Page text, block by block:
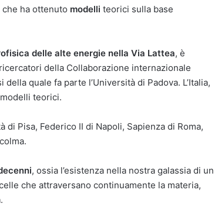
che ha ottenuto modelli teorici sulla base
delle alte energie nella Via Lattea, è
della Collaborazione internazionale
quale fa parte l’Università di Padova. L’Italia,
teorici.
Pisa, Federico II di Napoli, Sapienza di Roma,
, ossia l’esistenza nella nostra galassia di un
che attraversano continuamente la materia,